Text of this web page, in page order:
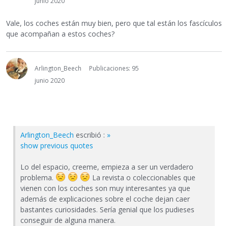
Vale, los coches están muy bien, pero que tal están los fascículos
que acompañan a estos coches?
Arlington_Beech
Publicaciones: 95
junio 2020
Arlington_Beech escribió : »
show previous quotes
Lo del espacio, creeme, empieza a ser un verdadero
problema.
La revista o coleccionables que
vienen con los coches son muy interesantes ya que
además de explicaciones sobre el coche dejan caer
bastantes curiosidades. Sería genial que los pudieses
conseguir de alguna manera.